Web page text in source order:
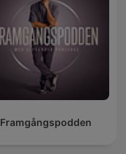
Framgångspodden